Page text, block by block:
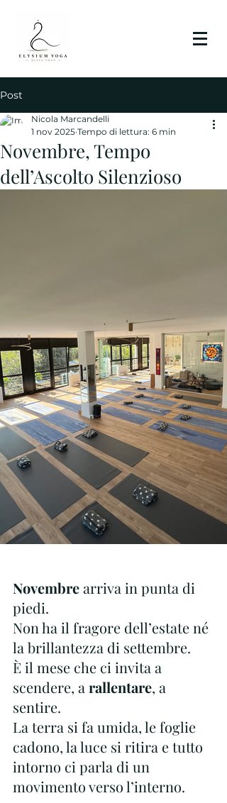
Post
Novembre, Tempo
dell’Ascolto Silenzioso
Nicola Marcandelli
1 nov 2025 Tempo di lettura: 6 min
Novembre arriva in punta di
piedi.
Non ha il fragore dell’estate né
la brillantezza di settembre.
È il mese che ci invita a
scendere, a rallentare, a
sentire.
La terra si fa umida, le foglie
cadono, la luce si ritira e tutto
intorno ci parla di un
movimento verso l’interno.